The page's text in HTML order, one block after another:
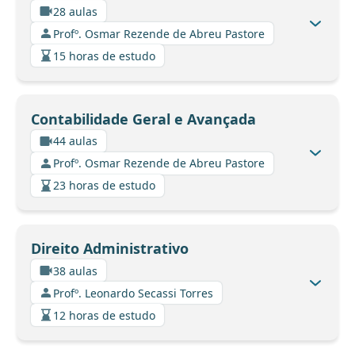
28 aulas
Profº. Osmar Rezende de Abreu Pastore
15 horas de estudo
Contabilidade Geral e Avançada
44 aulas
Profº. Osmar Rezende de Abreu Pastore
23 horas de estudo
Direito Administrativo
38 aulas
Profº. Leonardo Secassi Torres
12 horas de estudo